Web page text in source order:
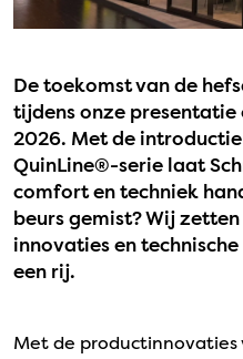
De toekomst van de
tijdens onze presentatie
2026. Met de
QuinLine®-serie laat
comfort en techniek
beurs gemist? Wij
innovaties en
een rij.
Met de productinnovaties